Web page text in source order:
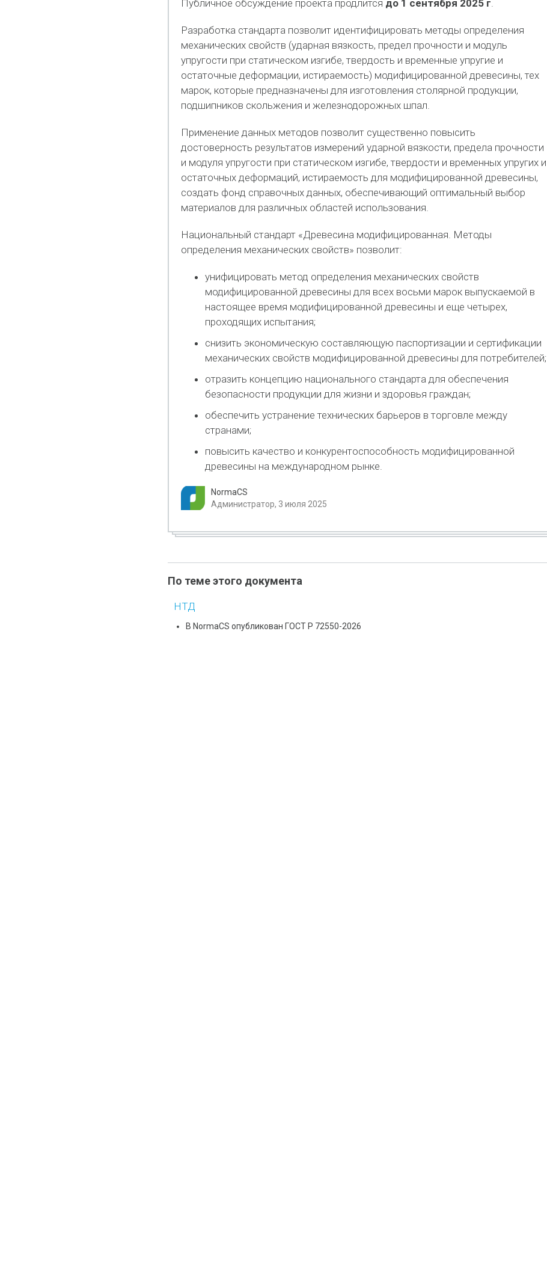
Публичное обсуждение проекта продлится до 1 сентября 2025 г.
Разработка стандарта позволит идентифицировать методы определения
механических свойств (ударная вязкость, предел прочности и модуль
упругости при статическом изгибе, твердость и временные упругие и
остаточные деформации, истираемость) модифицированной древесины, тех
марок, которые предназначены для изготовления столярной продукции,
подшипников скольжения и железнодорожных шпал.
Применение данных методов позволит существенно повысить
достоверность результатов измерений ударной вязкости, предела прочности
и модуля упругости при статическом изгибе, твердости и временных упругих и
остаточных деформаций, истираемость для модифицированной древесины,
создать фонд справочных данных, обеспечивающий оптимальный выбор
материалов для различных областей использования.
Национальный стандарт «Древесина модифицированная. Методы
определения механических свойств» позволит:
унифицировать метод определения механических свойств
модифицированной древесины для всех восьми марок выпускаемой в
настоящее время модифицированной древесины и еще четырех,
проходящих испытания;
снизить экономическую составляющую паспортизации и сертификации
механических свойств модифицированной древесины для потребителей;
отразить концепцию национального стандарта для обеспечения
безопасности продукции для жизни и здоровья граждан;
обеспечить устранение технических барьеров в торговле между
странами;
повысить качество и конкурентоспособность модифицированной
древесины на международном рынке.
NormaCS
Администратор, 3 июля 2025
По теме этого документа
НТД
В NormaCS опубликован ГОСТ Р 72550-2026